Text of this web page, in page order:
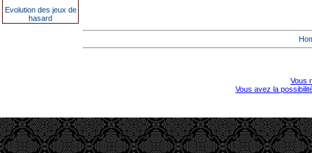
Evolution des jeux de
hasard
Vous
Vous avez la